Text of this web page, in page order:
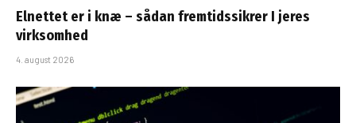
Elnettet er i knæ – sådan fremtidssikrer I jeres
virksomhed
4. august 2026